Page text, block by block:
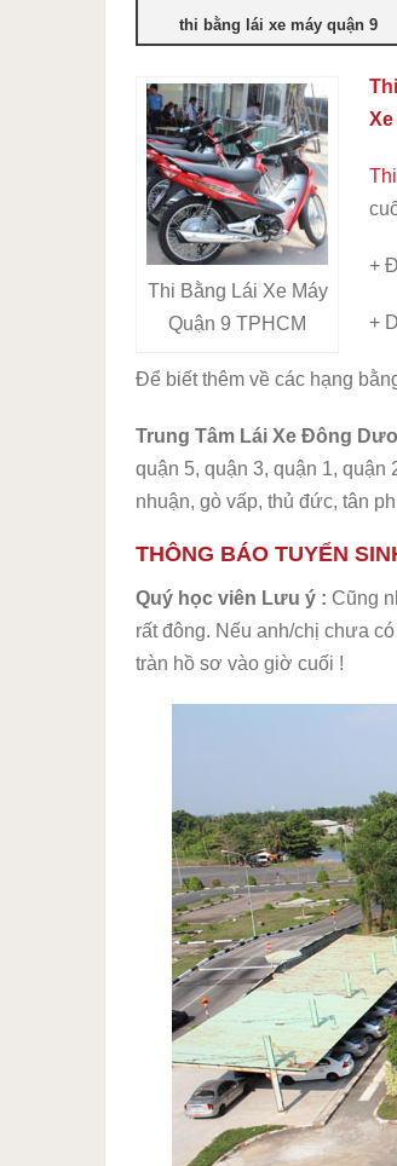
thi bằng lái xe máy quận 9
Thi Bằng Lái Xe Máy
Quận 9 TPHCM
+
+
Để biết thêm về các hạng
Trung Tâm Lái Xe Đông
quận 5, quận 3, quận 1, quận
nhuận, gò vấp, thủ đức, tân
THÔNG BÁO TUYỂN
Quý học viên Lưu ý : Cũng
rất đông. Nếu anh/chị chưa
tràn hồ sơ vào giờ cuối !